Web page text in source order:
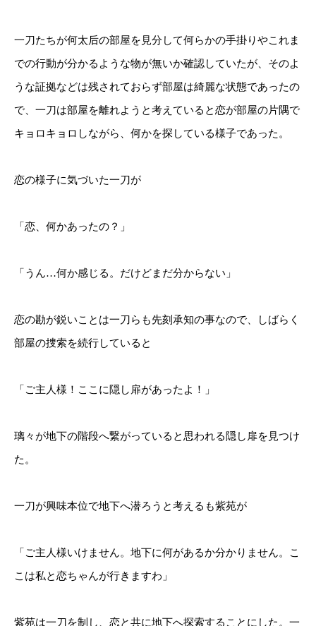
一刀たちが何太后の部屋を見分して何らかの手掛りやこれま
での行動が分かるような物が無いか確認していたが、そのよ
うな証拠などは残されておらず部屋は綺麗な状態であったの
で、一刀は部屋を離れようと考えていると恋が部屋の片隅で
キョロキョロしながら、何かを探している様子であった。
恋の様子に気づいた一刀が
「恋、何かあったの？」
「うん…何か感じる。だけどまだ分からない」
恋の勘が鋭いことは一刀らも先刻承知の事なので、しばらく
部屋の捜索を続行していると
「ご主人様！ここに隠し扉があったよ！」
璃々が地下の階段へ繋がっていると思われる隠し扉を見つけ
た。
一刀が興味本位で地下へ潜ろうと考えるも紫苑が
「ご主人様いけません。地下に何があるか分かりません。こ
こは私と恋ちゃんが行きますわ」
紫苑は一刀を制し、恋と共に地下へ探索することにした。一